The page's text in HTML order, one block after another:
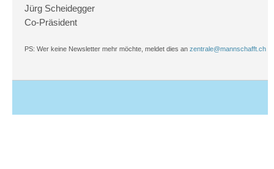
Jürg Scheidegger
Co-Präsident
PS: Wer keine Newsletter mehr möchte, meldet dies an zentrale@mannschafft.ch